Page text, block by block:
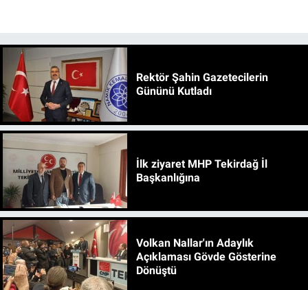
Rektör Şahin Gazetecilerin
Gününü Kutladı
İlk ziyaret MHP Tekirdağ İl
Başkanlığına
Volkan Nallar'ın Adaylık
Açıklaması Gövde Gösterine
Dönüştü